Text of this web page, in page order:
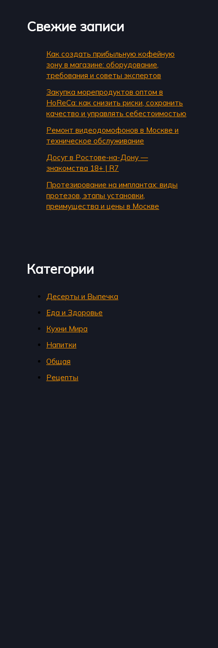
Свежие записи
Как создать прибыльную кофейную
зону в магазине: оборудование,
требования и советы экспертов
Закупка морепродуктов оптом в
HoReCa: как снизить риски, сохранить
качество и управлять себестоимостью
Ремонт видеодомофонов в Москве и
техническое обслуживание
Досуг в Ростове-на-Дону —
знакомства 18+ | R7
Протезирование на имплантах: виды
протезов, этапы установки,
преимущества и цены в Москве
Категории
Десерты и Выпечка
Еда и Здоровье
Кухни Мира
Напитки
Общая
Рецепты